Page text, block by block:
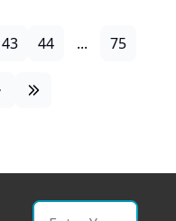
43 44 ... 75